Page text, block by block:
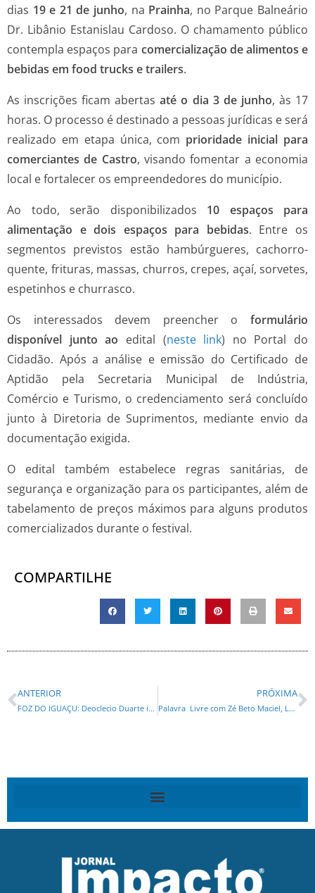
dias 19 e 21 de junho, na Prainha, no Parque Balneário
Dr. Libânio Estanislau Cardoso. O chamamento público
contempla espaços para comercialização de alimentos e
bebidas em food trucks e trailers.
As inscrições ficam abertasaté o dia 3 de junho, às 17
horas. O processo é destinado a pessoas jurídicas e será
realizado em etapa única, com prioridade inicial para
comerciantes de Castro, visando fomentar a economia
local e fortalecer os empreendedores do município.
Ao todo, serão disponibilizados 10 espaços para
alimentação e dois espaços para bebidas. Entre os
segmentos previstos estão hambúrgueres, cachorro-
quente, frituras, massas, churros, crepes, açaí, sorvetes,
espetinhos e churrasco.
Os interessados devem preencher o formulário
disponível junto ao edital (neste link) no Portal do
Cidadão. Após a análise e emissão do Certificado de
Aptidão pela Secretaria Municipal de Indústria,
Comércio e Turismo, o credenciamento será concluído
junto à Diretoria de Suprimentos, mediante envio da
documentação exigida.
O edital também estabelece regras sanitárias, de
segurança e organização para os participantes, além de
tabelamento de preços máximos para alguns produtos
comercializados durante o festival.
COMPARTILHE
ANTERIOR
FOZ DO IGUAÇU: Deoclecio Duarte intensifica agenda e reforça pré-candidatura a deputado estadual
PRÓXIMA
Palavra Livre com Zé Beto Maciel, Luiz Filho, Maria Tereza Vasquez e Gustavo de Aquino